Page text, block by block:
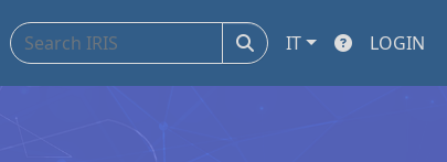
IT LOGIN